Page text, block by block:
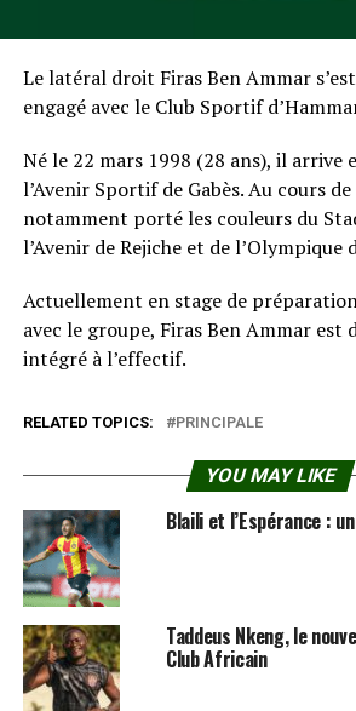
Le latéral droit Firas Ben Ammar
engagé avec le Club Sportif
Né le 22 mars 1998 (28 ans), il arrive
l’Avenir Sportif de Gabès. Au cours
notamment porté les couleurs du
l’Avenir de Rejiche et de l’Olympique
Actuellement en stage de
avec le groupe, Firas Ben Ammar est
intégré à l’effectif.
RELATED TOPICS: PRINCIPALE
YOU MAY LIKE
Blaili et l’Espérance :
Taddeus Nkeng, le
Club Africain